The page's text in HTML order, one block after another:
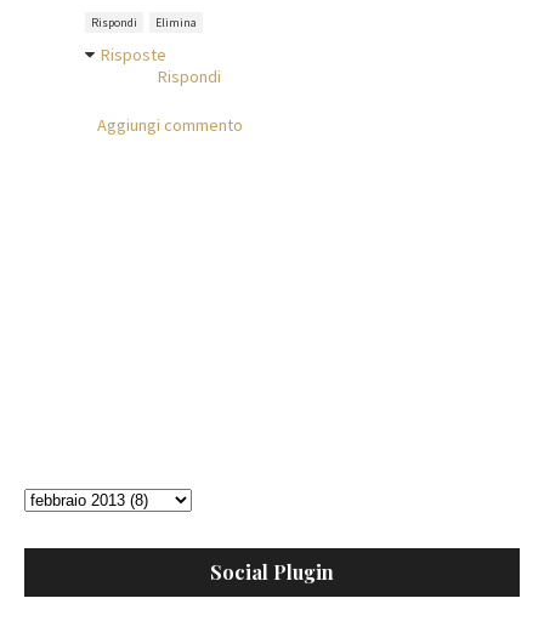
Rispondi Elimina
Risposte
Rispondi
Aggiungi commento
Social Plugin